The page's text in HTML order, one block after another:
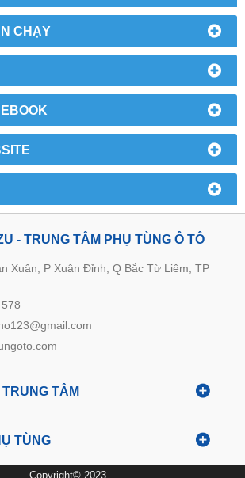
CHẠY
- TRUNG TÂM PHỤ TÙNG Ô TÔ
Xuân, P Xuân Đỉnh, Q Bắc Từ Liêm, TP
TÂM
TÙNG